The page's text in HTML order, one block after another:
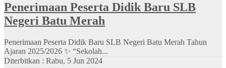
Penerimaan Peserta Didik Baru SLB
Negeri Batu Merah
Penerimaan Peserta Didik Baru SLB Negeri Batu Merah Tahun
Ajaran 2025/2026 ✨ “Sekolah...
Diterbitkan : Rabu, 5 Jun 2024